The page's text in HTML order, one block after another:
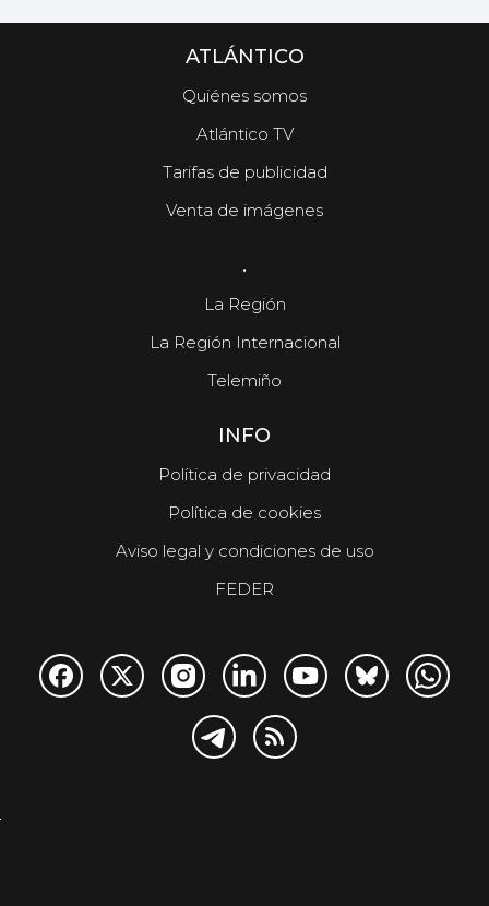
ATLÁNTICO
Quiénes somos
Atlántico TV
Tarifas de publicidad
Venta de imágenes
.
La Región
La Región Internacional
Telemiño
INFO
Política de privacidad
Política de cookies
Aviso legal y condiciones de uso
FEDER